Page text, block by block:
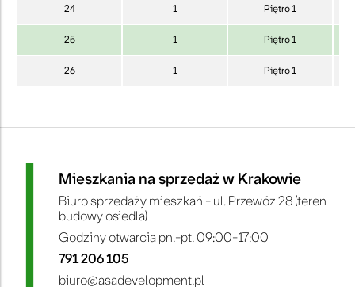
24 1 Piętro 1
25 1 Piętro 1
26 1 Piętro 1
Mieszkania na sprzedaż w Krakowie
Biuro sprzedaży mieszkań - ul. Przewóz 28 (teren
budowy osiedla)
Godziny otwarcia pn.-pt. 09:00-17:00
791 206 105
biuro@asadevelopment.pl